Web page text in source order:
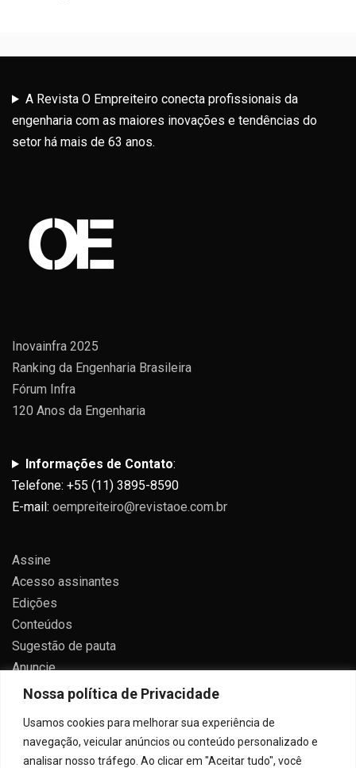
Nossa política de Privacidade
Usamos cookies para melhorar sua experiência de
navegação, veicular anúncios ou conteúdo personalizado e
analisar nosso tráfego. Ao clicar em "Aceitar tudo", você
A Revista O Empreiteiro conecta profissionais da
engenharia com as maiores inovações e tendências do
setor há mais de 63 anos.
Inovainfra 2025
Ranking da Engenharia Brasileira
Fórum Infra
120 Anos da Engenharia
Informações de Contato:
Telefone: +55 (11) 3895-8590
E-mail: oempreiteiro@revistaoe.com.br
Assine
Acesso assinantes
Edições
Conteúdos
Sugestão de pauta
Anuncie
Contato